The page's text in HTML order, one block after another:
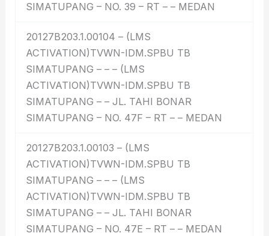
SIMATUPANG – NO. 39 – RT – – MEDAN
20127B203.1.00104 – (LMS
ACTIVATION)TVWN-IDM.SPBU TB
SIMATUPANG – – – (LMS
ACTIVATION)TVWN-IDM.SPBU TB
SIMATUPANG – – JL. TAHI BONAR
SIMATUPANG – NO. 47F – RT – – MEDAN
20127B203.1.00103 – (LMS
ACTIVATION)TVWN-IDM.SPBU TB
SIMATUPANG – – – (LMS
ACTIVATION)TVWN-IDM.SPBU TB
SIMATUPANG – – JL. TAHI BONAR
SIMATUPANG – NO. 47E – RT – – MEDAN